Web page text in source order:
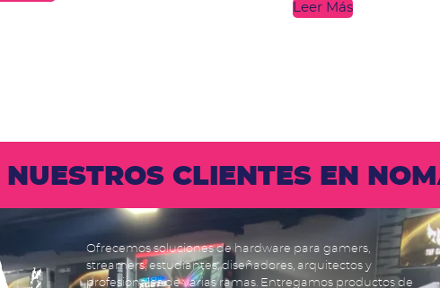
Leer Más
NUESTROS CLIENTES EN
Ofrecemos soluciones de hardware para gamers,
streamers, estudiantes, diseñadores, arquitectos y
profesionales de varias ramas. Entregamos productos de